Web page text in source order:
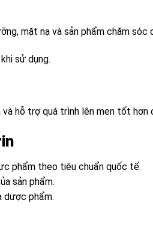
mặt nạ và sản phẩm chăm sóc
sử dụng.
hỗ trợ quá trình lên men tốt hơn
phẩm theo tiêu chuẩn quốc tế.
sản phẩm.
dược phẩm.